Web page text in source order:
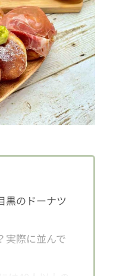
黒のドーナツ
実際に並んで